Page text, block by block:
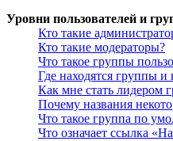
Уровни пользователей и
Кто такие
Кто такие модераторы?
Что такое группы
Где находятся группы и
Как мне стать лидером
Почему названия
Что такое группа по
Что означает ссылка